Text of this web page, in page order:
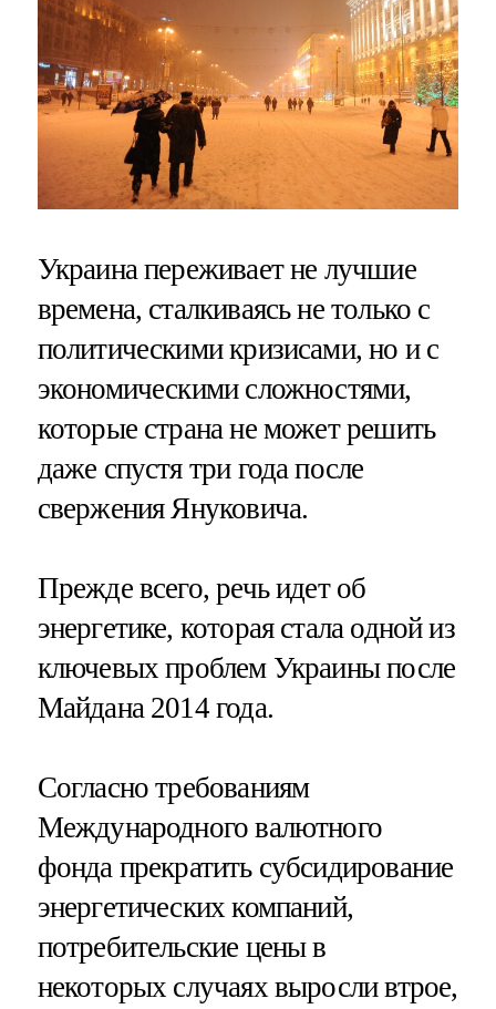
Украина переживает не лучшие
времена, сталкиваясь не только с
политическими кризисами, но и с
экономическими сложностями,
которые страна не может решить
даже спустя три года после
свержения Януковича.
Прежде всего, речь идет об
энергетике, которая стала одной из
ключевых проблем Украины после
Майдана 2014 года.
Согласно требованиям
Международного валютного
фонда прекратить субсидирование
энергетических компаний,
потребительские цены в
некоторых случаях выросли втрое,